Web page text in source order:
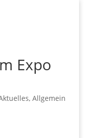
Expo
, Allgemein